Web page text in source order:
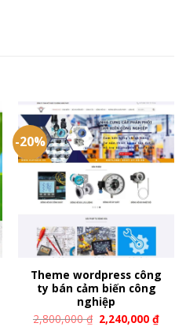
-20%
Theme wordpress công
ty bán cảm biến công
nghiệp
2,800,000₫ 2,240,000₫